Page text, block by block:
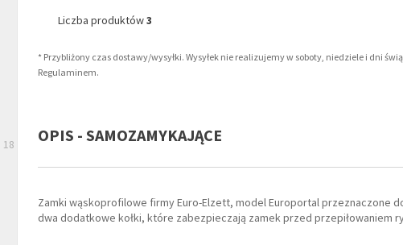
18
Liczba produktów3
* Przybliżony czas dostawy/wysyłki. Wysyłek nie realizujemy w soboty, niedziele i dni
Regulaminem.
OPIS - SAMOZAMYKAJĄCE
Zamki wąskoprofilowe firmy Euro-Elzett, model Europortal przeznaczone
dwa dodatkowe kołki, które zabezpieczają zamek przed przepiłowaniem